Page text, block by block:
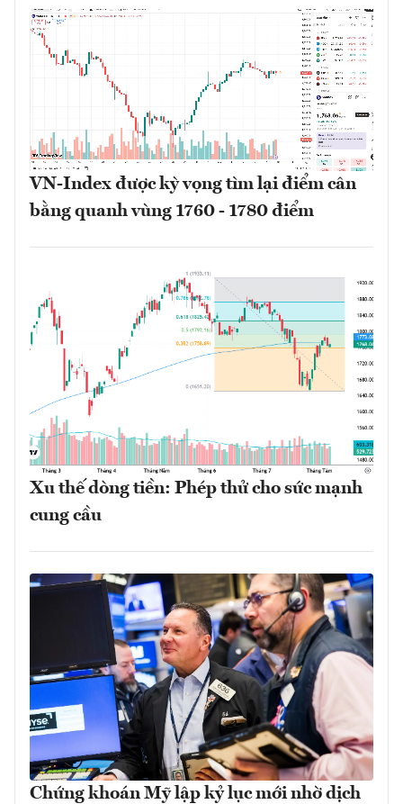
VN-Index được kỳ vọng tìm lại điểm cân
bằng quanh vùng 1760 - 1780 điểm
Xu thế dòng tiền: Phép thử cho sức mạnh
cung cầu
Chứng khoán Mỹ lập kỷ lục mới nhờ dịch